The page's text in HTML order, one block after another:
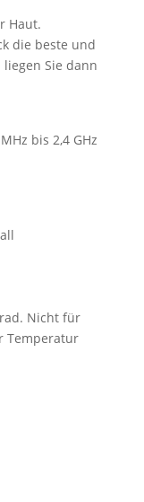
Haut.
die beste und
Sie dann
bis 2,4 GHz
Nicht für
Temperatur